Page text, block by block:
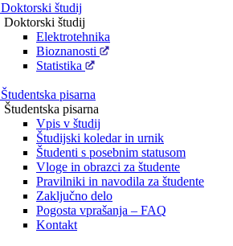
Doktorski študij
Doktorski študij
Elektrotehnika
Bioznanosti
Statistika
Študentska pisarna
Študentska pisarna
Vpis v študij
Študijski koledar in urnik
Študenti s posebnim statusom
Vloge in obrazci za študente
Pravilniki in navodila za študente
Zaključno delo
Pogosta vprašanja – FAQ
Kontakt